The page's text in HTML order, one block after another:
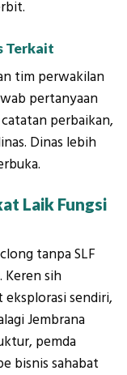
Terkait
tim perwakilan
pertanyaan
perbaikan,
Dinas lebih
Laik Fungsi
tanpa SLF
sih
sendiri,
Jembrana
pemda
bisnis sahabat